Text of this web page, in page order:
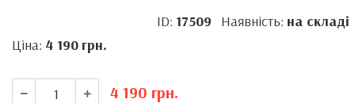
ID: 17509 Наявність: на складі
Ціна: 4 190 грн.
4 190 грн.